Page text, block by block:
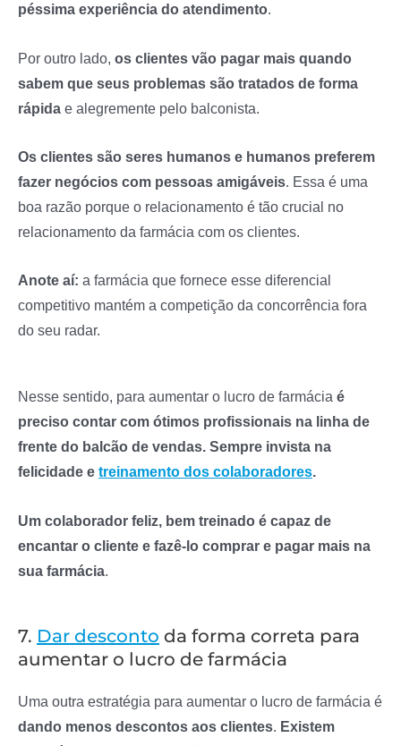
péssima experiência do atendimento.
Por outro lado, os clientes vão pagar mais quando
sabem que seus problemas são tratados de forma
rápida e alegremente pelo balconista.
Os clientes são seres humanos e humanos preferem
fazer negócios com pessoas amigáveis. Essa é uma
boa razão porque o relacionamento é tão crucial no
relacionamento da farmácia com os clientes.
Anote aí: a farmácia que fornece esse diferencial
competitivo mantém a competição da concorrência fora
do seu radar.
Nesse sentido, para aumentar o lucro de farmácia é
preciso contar com ótimos profissionais na linha de
frente do balcão de vendas. Sempre invista na
felicidade e treinamento dos colaboradores.
Um colaborador feliz, bem treinado é capaz de
encantar o cliente e fazê-lo comprar e pagar mais na
sua farmácia.
7. Dar desconto da forma correta para
aumentar o lucro de farmácia
Uma outra estratégia para aumentar o lucro de farmácia é
dando menos descontos aos clientes. Existem